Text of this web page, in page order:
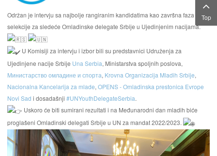
Održan je intervju sa najbolje rangiranim kandidatima kao završna faza
selekcije za sledeće Omladinske delegate Srbije u Ujedinjenim nacijama.
U Komisiji za intervju i izbor bili su predstavnici Udruženja za
Ujedinjene nacije Srbije Una Serbia, Ministarstva spoljnih poslova,
Министарство омладине и спорта, Krovna Organizacija Mladih Srbije,
Nacionalna Kancelarija za mlade, OPENS - Omladinska prestonica Evrope
Novi Sad i dosadašnji #UNYouthDelegateSerbia.
Uskoro će biti sumirani rezultati i na Međunarodni dan mladih biće
proglašeni Omladinski delegati Srbije u UN za mandat 2022/2023.
Top